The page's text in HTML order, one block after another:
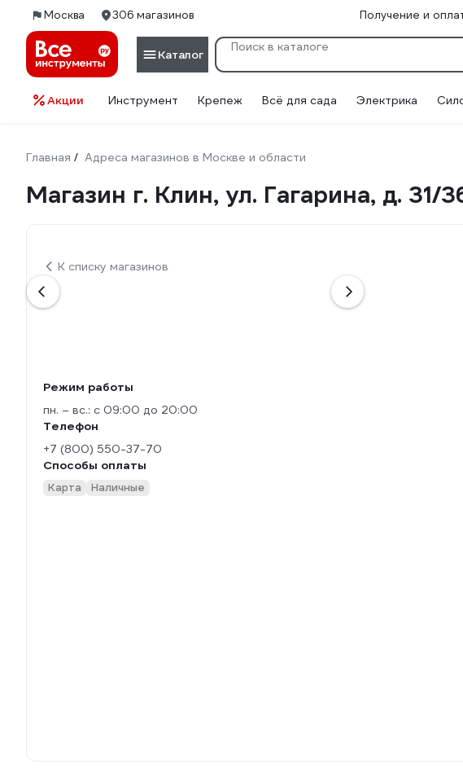
Москва 306 магазинов Получение и
Каталог
Акции Инструмент Крепеж Всё для сада Электрика
Главная / Адреса магазинов в Москве и области
Магазин г. Клин, ул. Гагарина, д. 31/
К списку магазинов
Режим работы
пн. – вс.: с 09:00 до 20:00
Телефон
+7 (800) 550-37-70
Способы оплаты
Карта Наличные